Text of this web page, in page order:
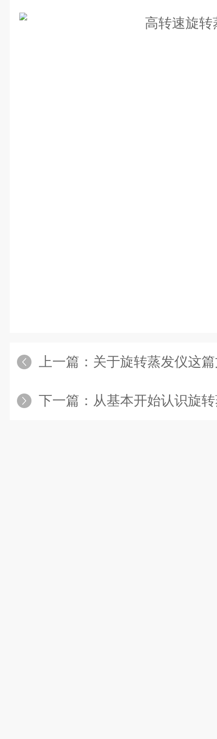
上一篇： 关于旋转蒸发仪这
下一篇： 从基本开始认识旋